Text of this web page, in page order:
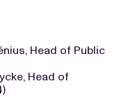
Head of Public
Head of